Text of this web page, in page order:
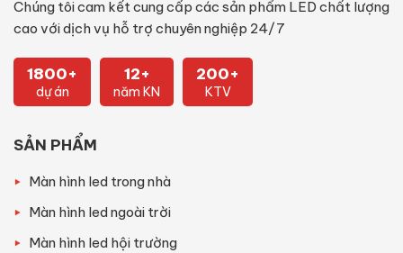
Chúng tôi cam kết cung cấp các sản phẩm LED chất lượng
cao với dịch vụ hỗ trợ chuyên nghiệp 24/7
1800+
dự án
12+
năm KN
200+
KTV
SẢN PHẨM
Màn hình led trong nhà
Màn hình led ngoài trời
Màn hình led hội trường